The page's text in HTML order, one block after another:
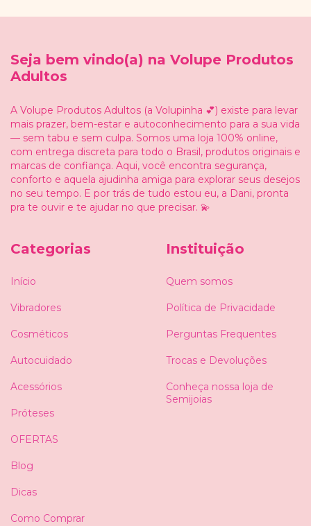
Seja bem vindo(a) na Volupe Produtos
Adultos
A Volupe Produtos Adultos (a Volupinha 💕) existe para levar
mais prazer, bem-estar e autoconhecimento para a sua vida
— sem tabu e sem culpa. Somos uma loja 100% online,
com entrega discreta para todo o Brasil, produtos originais e
marcas de confiança. Aqui, você encontra segurança,
conforto e aquela ajudinha amiga para explorar seus desejos
no seu tempo. E por trás de tudo estou eu, a Dani, pronta
pra te ouvir e te ajudar no que precisar. 💫
Categorias
Início
Vibradores
Cosméticos
Autocuidado
Acessórios
Próteses
OFERTAS
Blog
Dicas
Como Comprar
Instituição
Quem somos
Política de Privacidade
Perguntas Frequentes
Trocas e Devoluções
Conheça nossa loja de
Semijoias